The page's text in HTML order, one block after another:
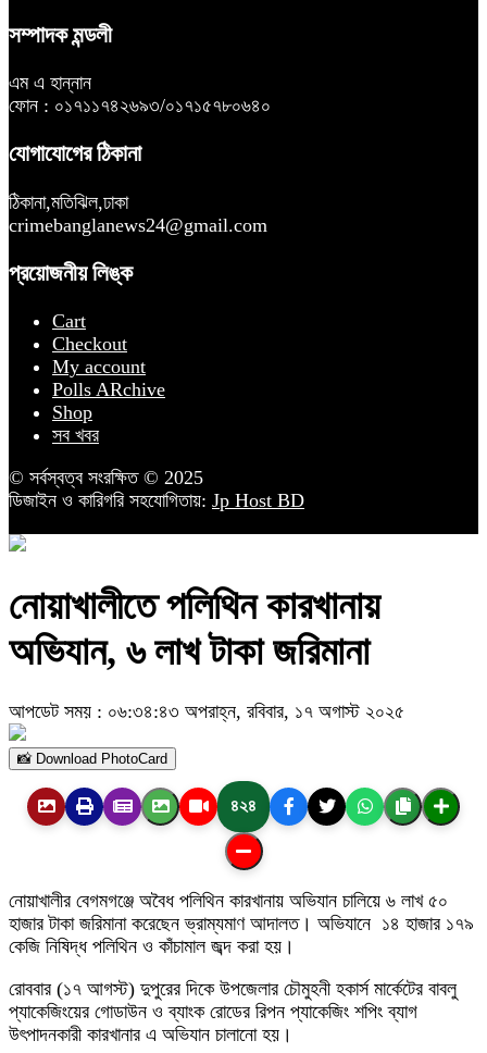
সম্পাদক মন্ডলী
এম এ হান্নান
ফোন : ০১৭১১৭৪২৬৯৩/০১৭১৫৭৮০৬৪০
যোগাযোগের ঠিকানা
ঠিকানা,মতিঝিল,ঢাকা
crimebanglanews24@gmail.com
প্রয়োজনীয় লিঙ্ক
Cart
Checkout
My account
Polls ARchive
Shop
সব খবর
© সর্বস্বত্ব সংরক্ষিত © 2025
ডিজাইন ও কারিগরি সহযোগিতায়: Jp Host BD
নোয়াখালীতে পলিথিন কারখানায়
অভিযান, ৬ লাখ টাকা জরিমানা
আপডেট সময় : ০৬:৩৪:৪৩ অপরাহ্ন, রবিবার, ১৭ অগাস্ট ২০২৫
📸 Download PhotoCard
৪২৪
নোয়াখালীর বেগমগঞ্জে অবৈধ পলিথিন কারখানায় অভিযান চালিয়ে ৬ লাখ ৫০
হাজার টাকা জরিমানা করেছেন ভ্রাম্যমাণ আদালত। অভিযানে ১৪ হাজার ১৭৯
কেজি নিষিদ্ধ পলিথিন ও কাঁচামাল জব্দ করা হয়।
রোববার (১৭ আগস্ট) দুপুরের দিকে উপজেলার চৌমুহনী হকার্স মার্কেটের বাবলু
প্যাকেজিংয়ের গোডাউন ও ব্যাংক রোডের রিপন প্যাকেজিং শপিং ব্যাগ
উৎপাদনকারী কারখানার এ অভিযান চালানো হয়।